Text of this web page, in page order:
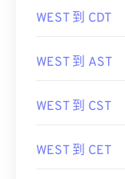
WEST 到 CDT
WEST 到 AST
WEST 到 CST
WEST 到 CET